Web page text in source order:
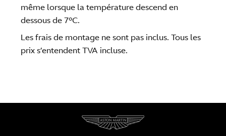
même lorsque la température descend en
dessous de 7°C.
Les frais de montage ne sont pas inclus. Tous les
prix s’entendent TVA incluse.